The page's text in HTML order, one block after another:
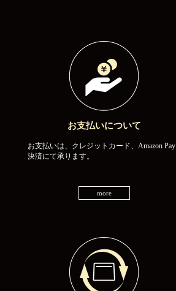
お支払いについて
お支払いは、クレジットカード、Amazon Pay
決済にて承ります。
more